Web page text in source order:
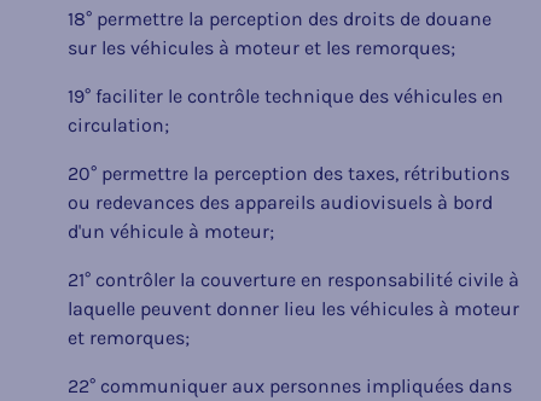
18° permettre la perception des droits de douane
sur les véhicules à moteur et les remorques;
19° faciliter le contrôle technique des véhicules en
circulation;
20° permettre la perception des taxes, rétributions
ou redevances des appareils audiovisuels à bord
d'un véhicule à moteur;
21° contrôler la couverture en responsabilité civile à
laquelle peuvent donner lieu les véhicules à moteur
et remorques;
22° communiquer aux personnes impliquées dans